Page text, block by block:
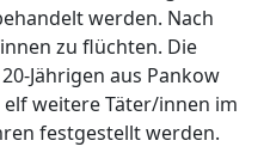
werden. Nach
zu flüchten. Die
Jährigen aus Pankow
weitere Täter/innen im
festgestellt werden.